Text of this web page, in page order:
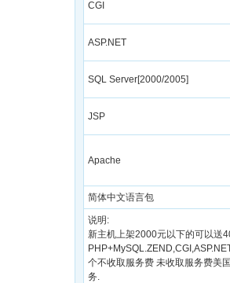
CGI
ASP.NET
SQL Server[2000/2005]
JSP
Apache
简体中文语言包
说明:
新主机上架2000元以下的可以送
个不收取服务费 未收取服务费美
务.